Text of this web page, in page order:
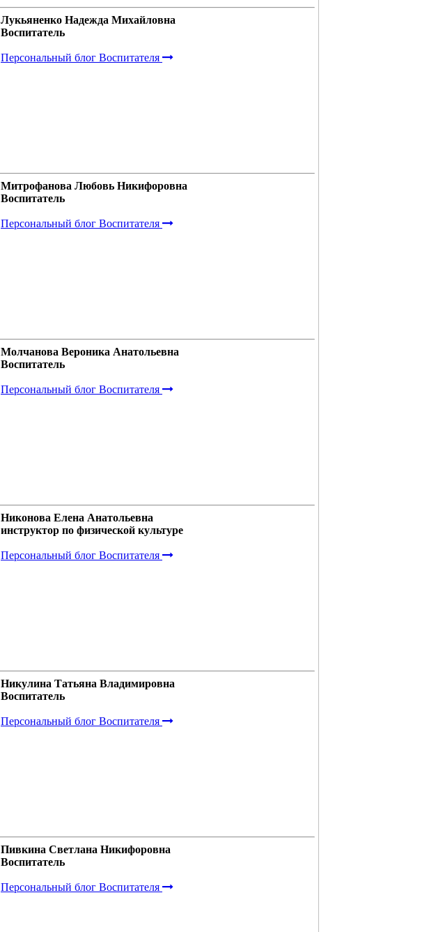
Лукьяненко Надежда Михайловна
Воспитатель
Персональный блог Воспитателя
Митрофанова Любовь Никифоровна
Воспитатель
Персональный блог Воспитателя
Молчанова Вероника Анатольевна
Воспитатель
Персональный блог Воспитателя
Никонова Елена Анатольевна
инструктор по физической культуре
Персональный блог Воспитателя
Никулина Татьяна Владимировна
Воспитатель
Персональный блог Воспитателя
Пивкина Светлана Никифоровна
Воспитатель
Персональный блог Воспитателя